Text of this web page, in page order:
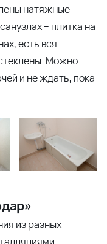
натяжные
– плитка на
есть вся
Можно
и не ждать, пока
из разных